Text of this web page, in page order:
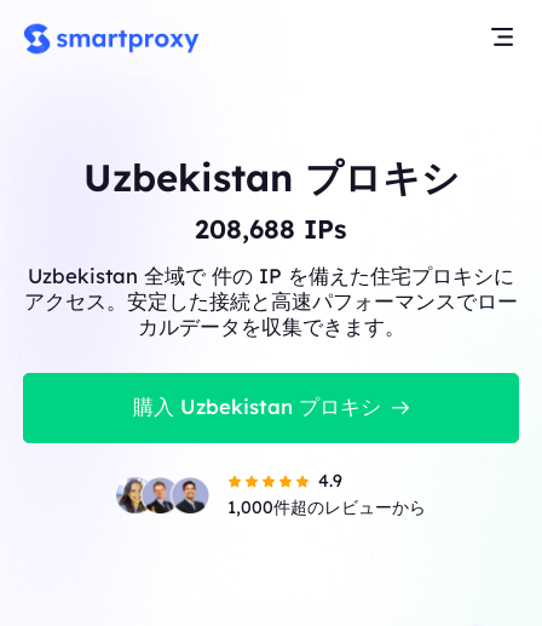
Uzbekistan プロキシ
208,688 IPs
Uzbekistan 全域で 件の IP を備えた住宅プロキシに
アクセス。安定した接続と高速パフォーマンスでロー
カルデータを収集できます。
購入 Uzbekistan プロキシ
4.9
1,000件超のレビューから